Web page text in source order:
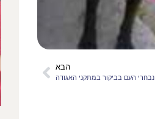
הבא
נבחרי העם בביקור במתקני האגודה